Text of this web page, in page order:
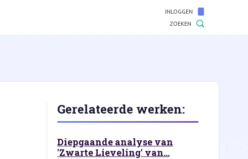
INLOGGEN
ZOEKEN
Gerelateerde werken:
Diepgaande analyse van
'Zwarte Lieveling' van...